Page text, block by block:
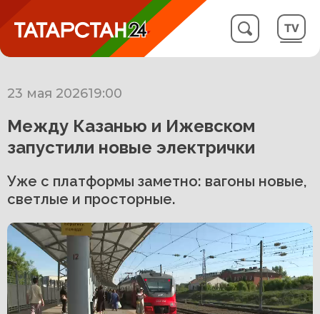
23 мая 202619:00
Между Казанью и Ижевском
запустили новые электрички
Уже с платформы заметно: вагоны новые,
светлые и просторные.